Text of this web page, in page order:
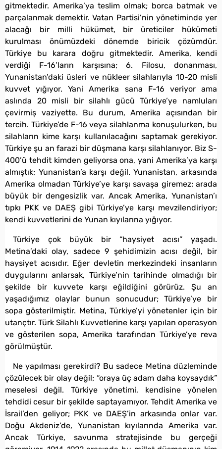
gitmektedir. Amerika’ya teslim olmak; borca batmak ve
parçalanmak demektir. Vatan Partisi’nin yönetiminde yer
alacağı bir milli hükümet, bir üreticiler hükümeti
kurulması önümüzdeki dönemde biricik çözümdür.
Türkiye bu karara doğru gitmektedir. Amerika, kendi
verdiği F-16’ların karşısına; 6. Filosu, donanması,
Yunanistan’daki üsleri ve nükleer silahlarıyla 10-20 misli
kuvvet yığıyor. Yani Amerika sana F-16 veriyor ama
aslında 20 misli bir silahlı gücü Türkiye’ye namluları
çevirmiş vaziyette. Bu durum, Amerika açısından bir
tercih. Türkiye’de F-16 veya silahlanma konuşulurken, bu
silahların kime karşı kullanılacağını saptamak gerekiyor.
Türkiye şu an farazi bir düşmana karşı silahlanıyor. Biz S-
400’ü tehdit kimden geliyorsa ona, yani Amerika’ya karşı
almıştık; Yunanistan’a karşı değil. Yunanistan, arkasında
Amerika olmadan Türkiye’ye karşı savaşa giremez; arada
büyük bir dengesizlik var. Ancak Amerika, Yunanistan’ı
tıpkı PKK ve DAEŞ gibi Türkiye’ye karşı mevzilendiriyor;
kendi kuvvetlerini de Yunan kıyılarına yığıyor.
Türkiye çok büyük bir “haysiyet acısı” yaşadı.
Metina’daki olay, sadece 9 şehidimizin acısı değil, bir
haysiyet acısıdır. Eğer devletin merkezindeki insanların
duygularını anlarsak, Türkiye’nin tarihinde olmadığı bir
şekilde bir kuvvete karşı eğildiğini görürüz. Şu an
yaşadığımız olaylar bunun sonucudur; Türkiye’ye bir
sopa gösterilmiştir. Metina, Türkiye’yi yönetenler için bir
utançtır. Türk Silahlı Kuvvetlerine karşı yapılan operasyon
ve gösterilen sopa, Amerika tarafından Türkiye’ye reva
görülmüştür.
Ne yapılması gerekirdi? Bu sadece Metina düzleminde
çözülecek bir olay değil; “oraya üç adam daha koysaydık”
meselesi değil. Türkiye yönetimi, kendisine yönelen
tehdidi cesur bir şekilde saptayamıyor. Tehdit Amerika ve
İsrail’den geliyor; PKK ve DAEŞ’in arkasında onlar var.
Doğu Akdeniz’de, Yunanistan kıyılarında Amerika var.
Ancak Türkiye, savunma stratejisinde bu gerçeği